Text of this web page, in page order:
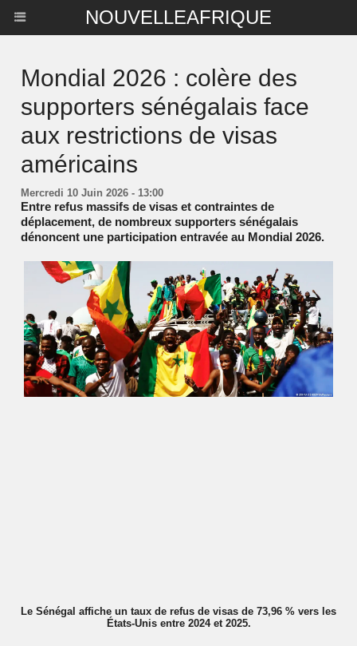
NOUVELLEAFRIQUE
Mondial 2026 : colère des
supporters sénégalais face
aux restrictions de visas
américains
Mercredi 10 Juin 2026 - 13:00
Entre refus massifs de visas et contraintes de
déplacement, de nombreux supporters sénégalais
dénoncent une participation entravée au Mondial 2026.
Le Sénégal affiche un taux de refus de visas de 73,96 % vers les
États-Unis entre 2024 et 2025.